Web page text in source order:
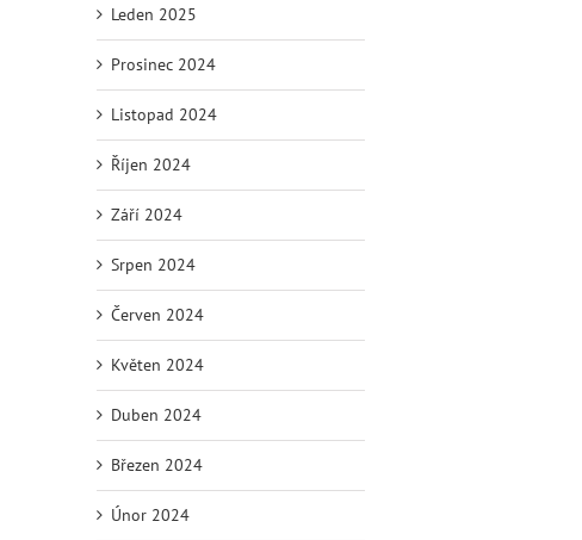
Leden 2025
Prosinec 2024
Listopad 2024
Říjen 2024
Září 2024
Srpen 2024
Červen 2024
Květen 2024
Duben 2024
Březen 2024
Únor 2024